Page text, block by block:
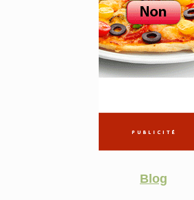
Blog